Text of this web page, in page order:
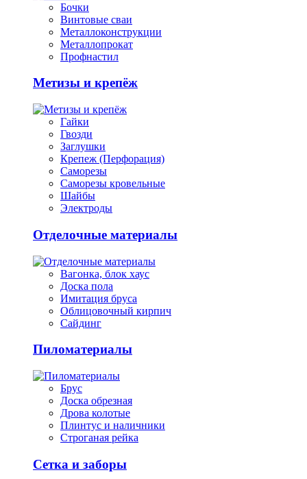
Бочки
Винтовые сваи
Металлоконструкции
Металлопрокат
Профнастил
Метизы и крепёж
Гайки
Гвозди
Заглушки
Крепеж (Перфорация)
Саморезы
Саморезы кровельные
Шайбы
Электроды
Отделочные материалы
Вагонка, блок хаус
Доска пола
Имитация бруса
Облицовочный кирпич
Сайдинг
Пиломатериалы
Брус
Доска обрезная
Дрова колотые
Плинтус и наличники
Строганая рейка
Сетка и заборы